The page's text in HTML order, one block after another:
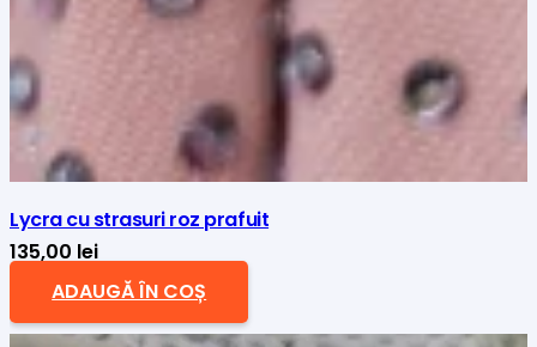
Lycra cu strasuri roz prafuit
135,00 lei
ADAUGĂ ÎN COȘ